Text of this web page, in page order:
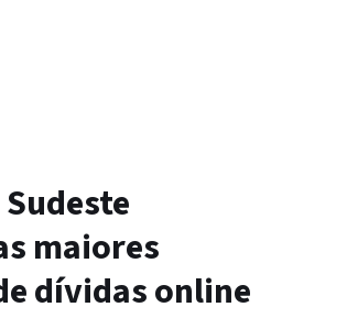
Sudeste
maiores
dívidasonline